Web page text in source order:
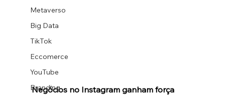
Metaverso
Big Data
TikTok
Eccomerce
YouTube
Branding
Negócios no Instagram ganham força